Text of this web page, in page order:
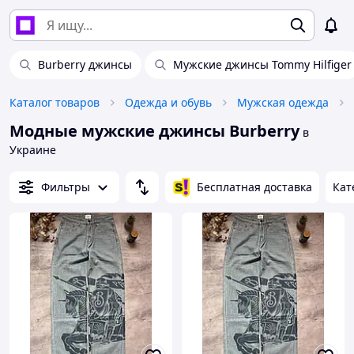
Burberry джинсы Мужские джинсы Tommy Hilfiger
Каталог товаров Одежда и обувь Мужская одежда
Модные мужские джинсы Burberryв
Украине
Фильтры Бесплатная доставка